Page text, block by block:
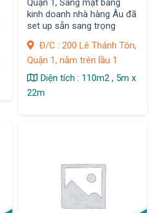
Quận 1, Sang mặt bằng
kinh doanh nhà hàng Âu đã
set up sẵn sang trọng
Đ/C : 200 Lê Thánh Tôn,
Quận 1, nằm trên lầu 1
Diện tích : 110m2 , 5m x
22m